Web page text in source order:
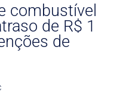
combustível
de R$ 1
de